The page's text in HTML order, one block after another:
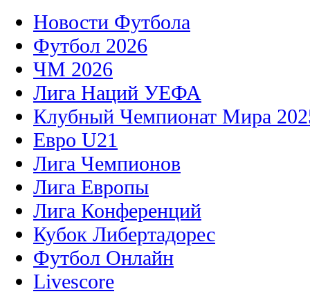
Новости Футбола
Футбол 2026
ЧМ 2026
Лига Наций УЕФА
Клубный Чемпионат Мира
Евро U21
Лига Чемпионов
Лига Европы
Лига Конференций
Кубок Либертадорес
Футбол Онлайн
Livescore